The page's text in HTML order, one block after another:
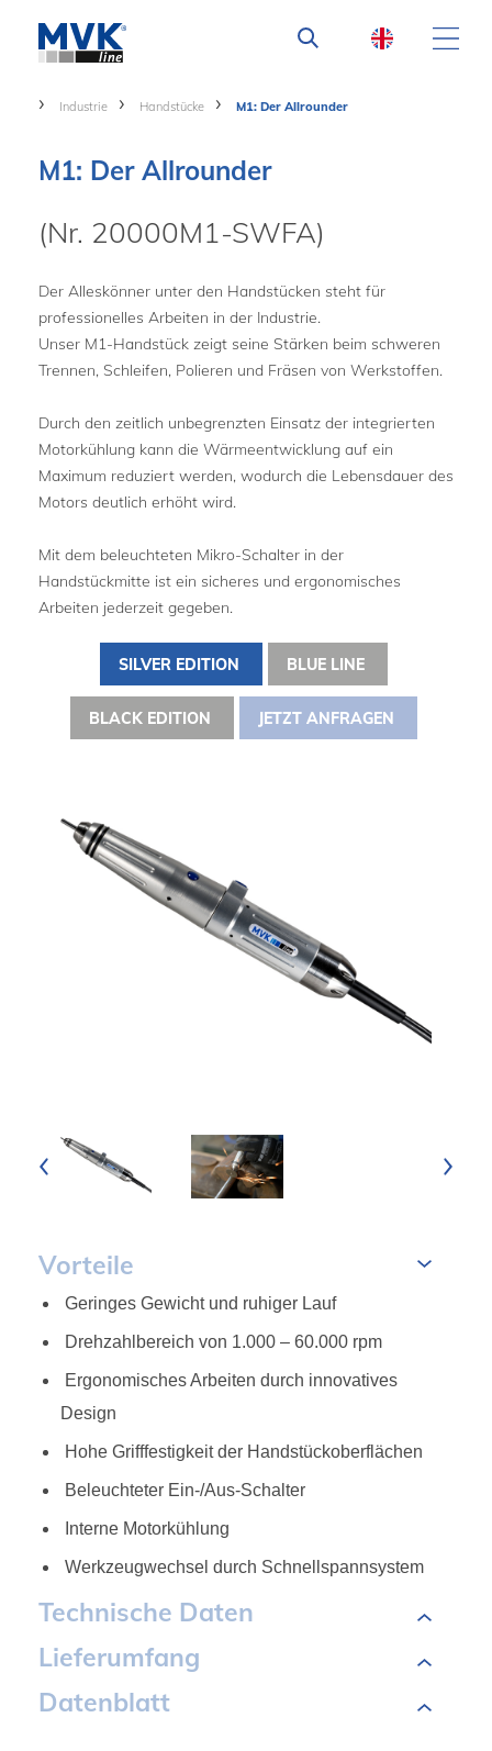
Industrie Handstücke M1: Der Allrounder
M1: Der Allrounder
(Nr. 20000M1-SWFA)
Der Alleskönner unter den Handstücken steht für
professionelles Arbeiten in der Industrie.
Unser M1-Handstück zeigt seine Stärken beim schweren
Trennen, Schleifen, Polieren und Fräsen von Werkstoffen.
Durch den zeitlich unbegrenzten Einsatz der integrierten
Motorkühlung kann die Wärmeentwicklung auf ein
Maximum reduziert werden, wodurch die Lebensdauer des
Motors deutlich erhöht wird.
Mit dem beleuchteten Mikro-Schalter in der
Handstückmitte ist ein sicheres und ergonomisches
Arbeiten jederzeit gegeben.
SILVER EDITION BLUE LINE
BLACK EDITION JETZT ANFRAGEN
Vorteile
Geringes Gewicht und ruhiger Lauf
Drehzahlbereich von 1.000 – 60.000 rpm
Ergonomisches Arbeiten durch innovatives
Design
Hohe Grifffestigkeit der Handstückoberflächen
Beleuchteter Ein-/Aus-Schalter
Interne Motorkühlung
Werkzeugwechsel durch Schnellspannsystem
Technische Daten
Lieferumfang
Datenblatt